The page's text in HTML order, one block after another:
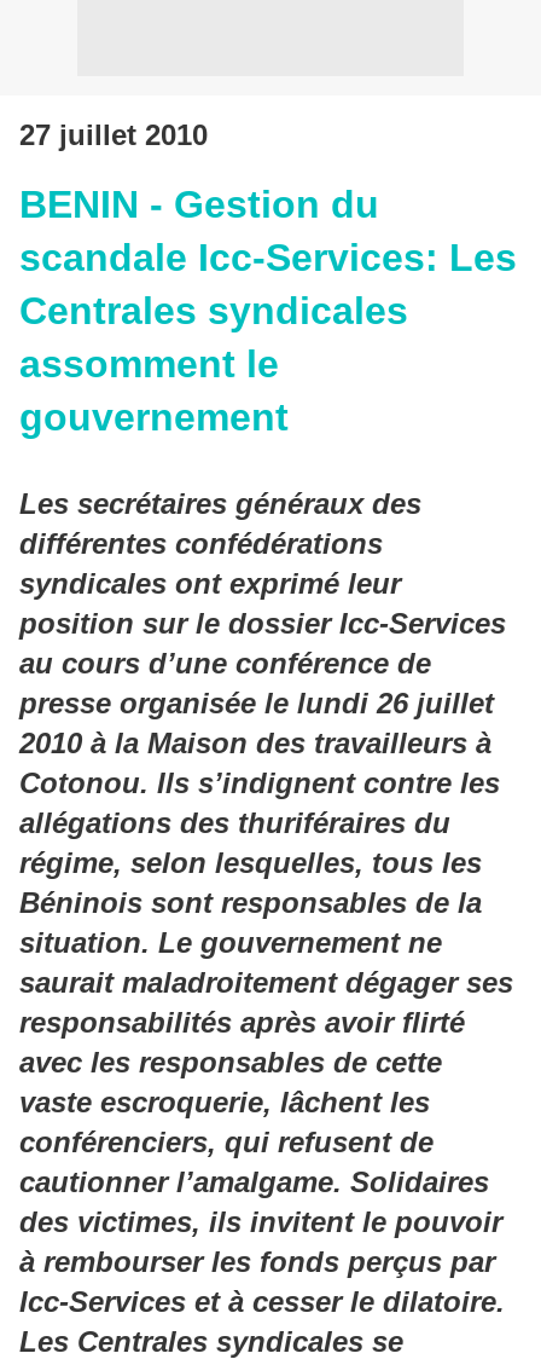
27 juillet 2010
BENIN - Gestion du
scandale Icc-Services: Les
Centrales syndicales
assomment le
gouvernement
Les secrétaires généraux des
différentes confédérations
syndicales ont exprimé leur
position sur le dossier Icc-Services
au cours d’une conférence de
presse organisée le lundi 26 juillet
2010 à la Maison des travailleurs à
Cotonou. Ils s’indignent contre les
allégations des thuriféraires du
régime, selon lesquelles, tous les
Béninois sont responsables de la
situation. Le gouvernement ne
saurait maladroitement dégager ses
responsabilités après avoir flirté
avec les responsables de cette
vaste escroquerie, lâchent les
conférenciers, qui refusent de
cautionner l’amalgame. Solidaires
des victimes, ils invitent le pouvoir
à rembourser les fonds perçus par
Icc-Services et à cesser le dilatoire.
Les Centrales syndicales se